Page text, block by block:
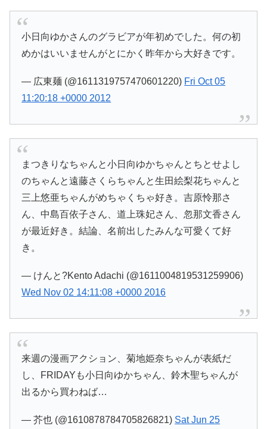
小日向ゆかさんのグラビアが年初めでした。何の初
めかはいいませんがとにかく昨年から大好きです。
— 広東麺 (@1611319757470601220) Fri Oct 05
11:20:18 +0000 2012
まつきりなちゃんと小日向ゆかちゃんとちとせよし
のちゃんと遠藤さくらちゃんと生田絵梨花ちゃんと
三上悠亜ちゃんがめちゃくちゃ好き。吉原怜那さ
ん、中島百依子さん、道上珠妃さん、忽那文香さん
が最近好き。結論、名前出したみんな可愛くて好
き。
— けんと?Kento Adachi (@1611004819531259906)
Wed Nov 02 14:11:08 +0000 2016
来週の漫画アクション、菊地姫奈ちゃんが表紙だ
し、FRIDAYも小日向ゆかちゃん、鈴木聖ちゃんが
出るから買わねば…
— 芥也 (@1610878784705826821) Sat Jun 25